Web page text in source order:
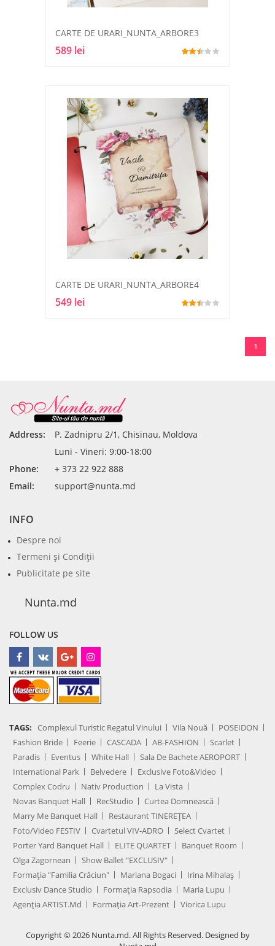
CARTE DE URARI_NUNTA_ARBORE3
589 lei
CARTE DE URARI_NUNTA_ARBORE4
549 lei
1
Address:
P. Zadnipru 2/1, Chisinau, Moldova
Luni - Vineri: 9:00-18:00
Phone:
+ 373 22 922 888
Email:
support@nunta.md
INFO
Despre noi
Termeni şi Condiţii
Publicitate pe site
Nunta.md
FOLLOW US
TAGS: Complexul Turistic Regatul Vinului Vila Nouă
POSEIDON
Fashion Bride
Feerie CASCADA AB-FASHION
Scarlet
Paradis
Eventus White Hall
Sala De Bachete AEROPORT
International Park
Belvedere
Exclusive Foto&Video
Complex Codru
Nativ Production
La Vista
Novas Banquet Hall
RecStudio
Curtea Domnească
Marry Me Banquet Hall
Restaurant TINEREȚEA
Foto/Video FESTIV
Cvartetul VIV-ADRO
Select Cvartet
Porter Yard Banquet Hall
ELITE QUARTET
Banquet Room
Olga Zagornean
Show Ballet "EXCLUSIV"
Formația "Familia Crăciun"
Mariana Bogaci
Irina Mihalaș
Exclusiv Dance Studio
Formația Rapsodia
Maria Lupu
Agenţia ARTIST.md
Formația Art-Prezent Viorica Lupu
Copyright © 2026 Nunta.md. All Rights Reserved. Designed by